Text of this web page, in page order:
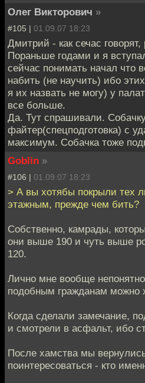
Олег Викторович »
#105 | 01.09.07 18:23
Дмитрий - как сечас
Пораньше годами и я
сейчас понимать начал что
набить (не научить) ибо
я их назвать не могу) у
все больше.
Да. Тут спрашивали.
файтер(спецподготовка) с
максимум. Собачка тоже
Goblin »
#106 | 01.09.07 18:23
> А вы хотябы покрыли тех
этажным, прежде чем бить?
Собственно, камрады,
они выше 190 и чуть выше
120.
Лично мне вообще
подобным гражданам можно
Когда сделали замечание,
и смотрели в асфальт, ибо
После хамства мы
поинтересоваться - кто